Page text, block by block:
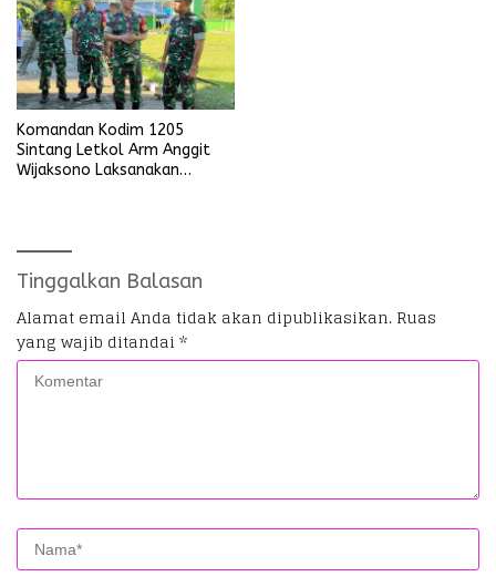
Komandan Kodim 1205
Sintang Letkol Arm Anggit
Wijaksono Laksanakan
Tinggalkan Balasan
Alamat email Anda tidak akan dipublikasikan. Ruas
yang wajib ditandai *